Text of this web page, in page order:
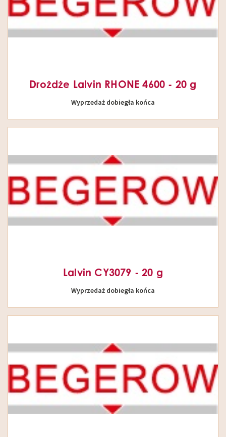
Drożdże Lalvin RHONE 4600 - 20 g
Wyprzedaż dobiegła końca
Lalvin CY3079 - 20 g
Wyprzedaż dobiegła końca